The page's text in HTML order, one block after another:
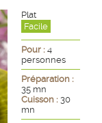
Plat
Facile
Pour : 4
personnes
Préparation :
35 mn
Cuisson : 30
mn